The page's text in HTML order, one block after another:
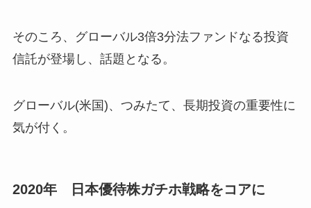
そのころ、グローバル3倍3分法ファンドなる投資
信託が登場し、話題となる。
グローバル(米国)、つみたて、長期投資の重要性に
気が付く。
2020年 日本優待株ガチホ戦略をコアに